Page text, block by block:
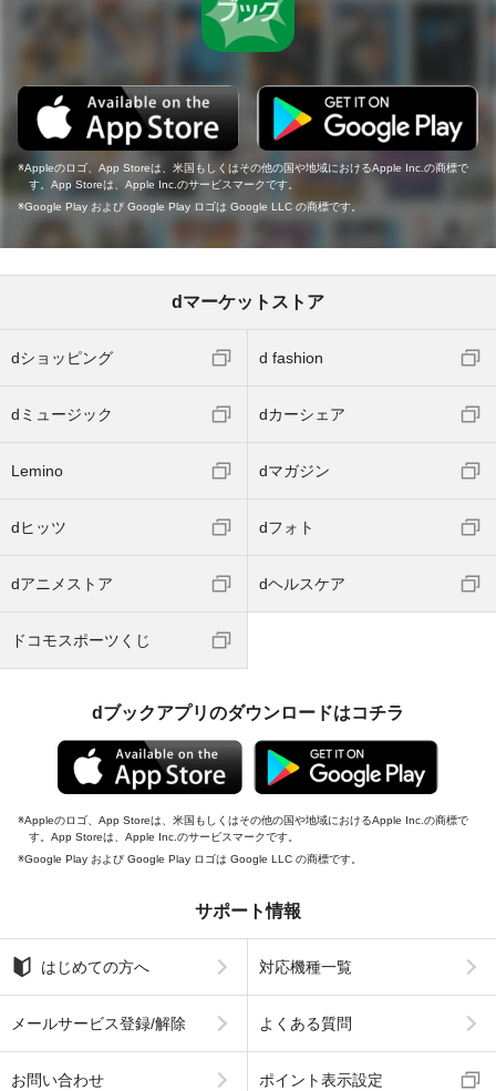
Appleのロゴ、App Storeは、米国もしくはその他の国や地域におけるApple Inc.の商標で
す。App Storeは、Apple Inc.のサービスマークです。
Google Play および Google Play ロゴは Google LLC の商標です。
dマーケットストア
dショッピング d fashion
dミュージック dカーシェア
Lemino dマガジン
dヒッツ dフォト
dアニメストア dヘルスケア
ドコモスポーツくじ
dブックアプリのダウンロードはコチラ
Appleのロゴ、App Storeは、米国もしくはその他の国や地域におけるApple Inc.の商標で
す。App Storeは、Apple Inc.のサービスマークです。
Google Play および Google Play ロゴは Google LLC の商標です。
サポート情報
はじめての方へ 対応機種一覧
メールサービス登録/解除 よくある質問
お問い合わせ ポイント表示設定